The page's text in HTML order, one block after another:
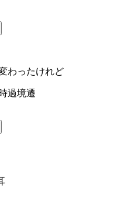
わったけれど
過境遷